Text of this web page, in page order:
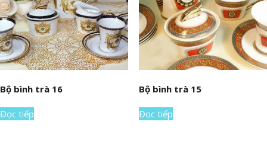
Bộ bình trà 16
Đọc tiếp
Bộ bình trà 15
Đọc tiếp